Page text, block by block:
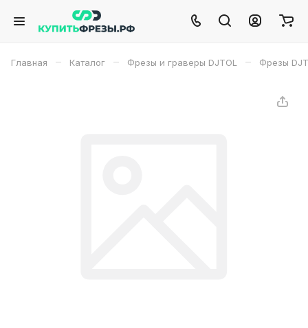
Главная – Каталог – Фрезы и граверы DJTOL – Фрезы